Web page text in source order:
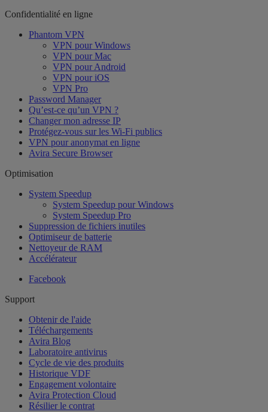
Confidentialité en ligne
Phantom VPN
VPN pour Windows
VPN pour Mac
VPN pour Android
VPN pour iOS
VPN Pro
Password Manager
Qu’est-ce qu’un VPN ?
Changer mon adresse IP
Protégez-vous sur les Wi-Fi publics
VPN pour anonymat en ligne
Avira Secure Browser
Optimisation
System Speedup
System Speedup pour Windows
System Speedup Pro
Suppression de fichiers inutiles
Optimiseur de batterie
Nettoyeur de RAM
Accélérateur
Facebook
Support
Obtenir de l'aide
Téléchargements
Avira Blog
Laboratoire antivirus
Cycle de vie des produits
Historique VDF
Engagement volontaire
Avira Protection Cloud
Résilier le contrat